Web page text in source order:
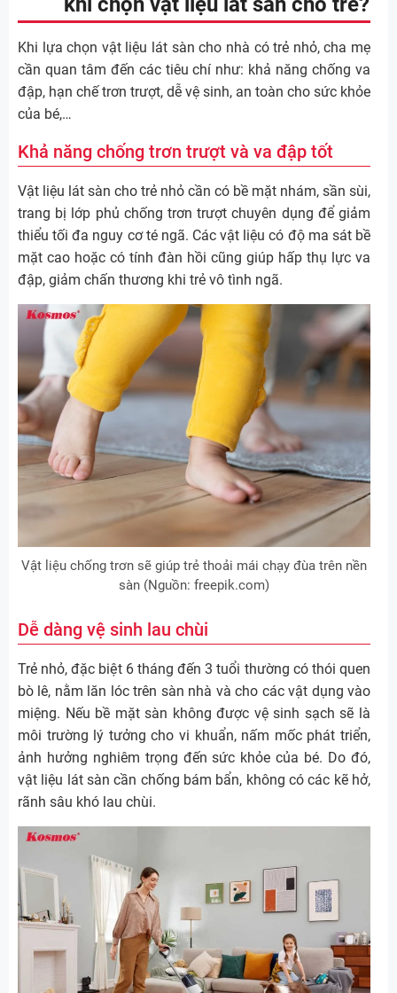
Khi lựa chọn vật liệu lát sàn cho nhà có trẻ nhỏ, cha mẹ
cần quan tâm đến các tiêu chí như: khả năng chống va
đập, hạn chế trơn trượt, dễ vệ sinh, an toàn cho sức khỏe
của bé,…
Khả năng chống trơn trượt và va đập tốt
Vật liệu lát sàn cho trẻ nhỏ cần có bề mặt nhám, sần sùi,
trang bị lớp phủ chống trơn trượt chuyên dụng để giảm
thiểu tối đa nguy cơ té ngã. Các vật liệu có độ ma sát bề
mặt cao hoặc có tính đàn hồi cũng giúp hấp thụ lực va
đập, giảm chấn thương khi trẻ vô tình ngã.
Vật liệu chống trơn sẽ giúp trẻ thoải mái chạy đùa trên nền
sàn (Nguồn: freepik.com)
Dễ dàng vệ sinh lau chùi
Trẻ nhỏ, đặc biệt 6 tháng đến 3 tuổi thường có thói quen
bò lê, nằm lăn lóc trên sàn nhà và cho các vật dụng vào
miệng. Nếu bề mặt sàn không được vệ sinh sạch sẽ là
môi trường lý tưởng cho vi khuẩn, nấm mốc phát triển,
ảnh hưởng nghiêm trọng đến sức khỏe của bé. Do đó,
vật liệu lát sàn cần chống bám bẩn, không có các kẽ hở,
rãnh sâu khó lau chùi.